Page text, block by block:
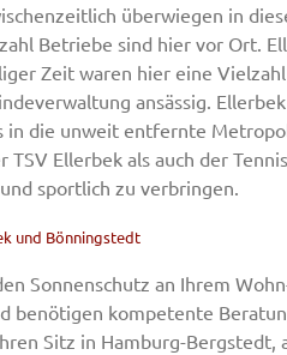
überwiegen in
Betriebe sind hier vor Ort.
Zeit waren hier eine
ansässig.
die unweit entfernte
Ellerbek als auch der
sportlich zu verbringen.
und Bönningstedt
Sonnenschutz an Ihrem
benötigen kompetente
Sitz in Hamburg-